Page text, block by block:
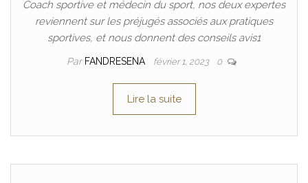
Coach sportive et médecin du sport, nos deux expertes
reviennent sur les préjugés associés aux pratiques
sportives, et nous donnent des conseils avis1
Par FANDRESENA février 1, 2023 0
Lire la suite